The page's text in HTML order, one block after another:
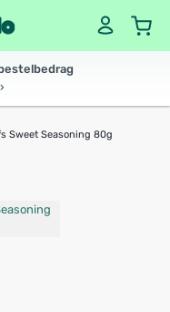
Sweet Seasoning 80g